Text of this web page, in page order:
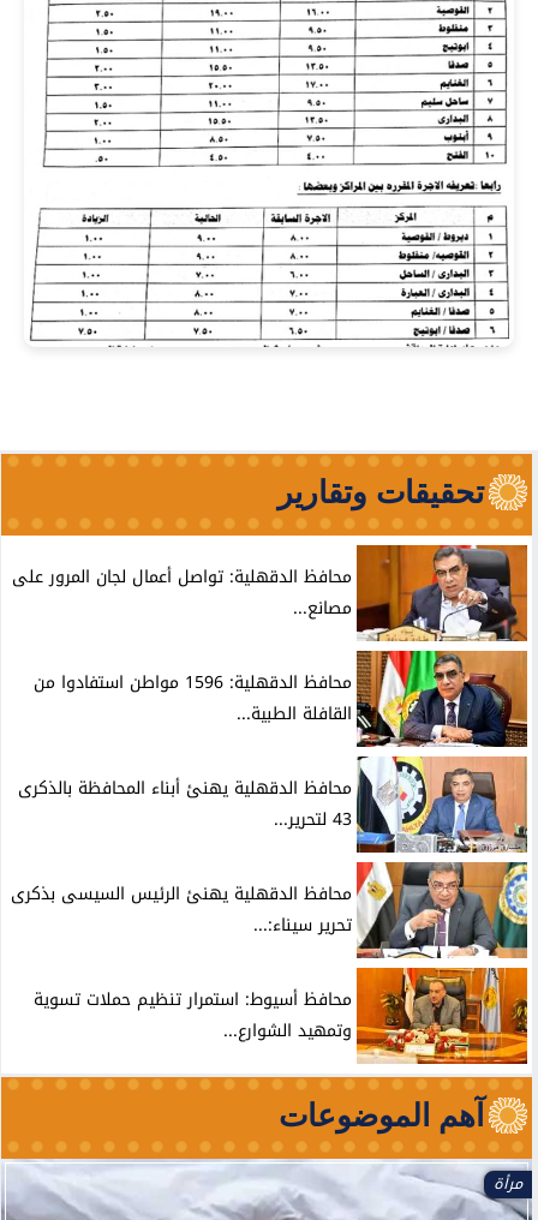
تحقيقات وتقارير
محافظ الدقهلية: تواصل أعمال لجان المرور على
مصانع...
محافظ الدقهلية: 1596 مواطن استفادوا من
القافلة الطبية...
محافظ الدقهلية يهنئ أبناء المحافظة بالذكرى
43 لتحرير...
محافظ الدقهلية يهنئ الرئيس السيسى بذكرى
تحرير سيناء:...
محافظ أسيوط: استمرار تنظيم حملات تسوية
وتمهيد الشوارع...
آهم الموضوعات
الأخبار